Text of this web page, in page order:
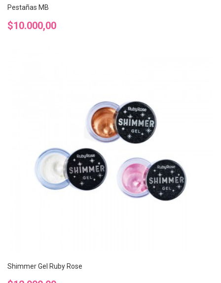
Pestañas MB
Precio
$10.000,00
Shimmer Gel Ruby Rose